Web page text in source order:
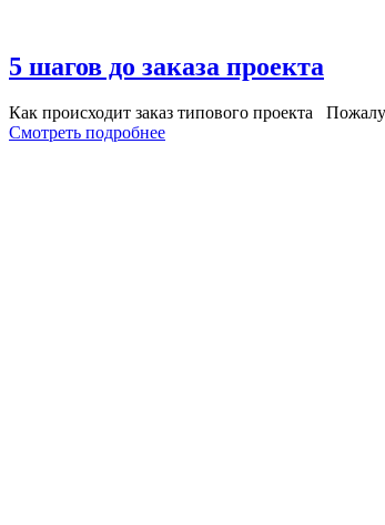
5 шагов до заказа проекта
Как происходит заказ типового проекта
Смотреть подробнее